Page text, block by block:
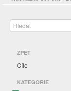
ZPĚT
Cíle
KATEGORIE